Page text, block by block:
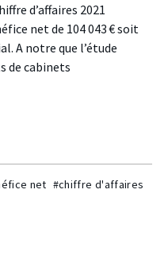
d’affaires 2021
net de 104 043 € soit
A notre que l’étude
de cabinets
net #chiffre d'affaires